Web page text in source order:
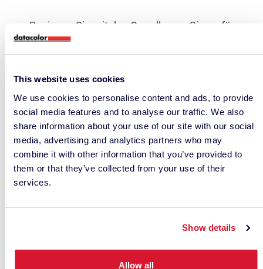
This website uses cookies
We use cookies to personalise content and ads, to provide
social media features and to analyse our traffic. We also
share information about your use of our site with our social
media, advertising and analytics partners who may
combine it with other information that you’ve provided to
them or that they’ve collected from your use of their
services.
Show details
Allow all
Beginnen Sie mit den Grundlagen. Sie verfügen
über ein solides Verständnis der Farben und
der Theorie der Farbabstimmung.
Sie verfügen über gründliche Kenntnisse der
Farbherstellungsprozesse für Ihr Produkt.
Stellen Sie sicher, dass die von Ihnen
verwendeten Farbmessverfahren
wiederholbar und konsistent sind.
Halten Sie Ihr Farbmessgerät in optimalem
Stand.
neue Technologien. Die Farbe entwickelt sich